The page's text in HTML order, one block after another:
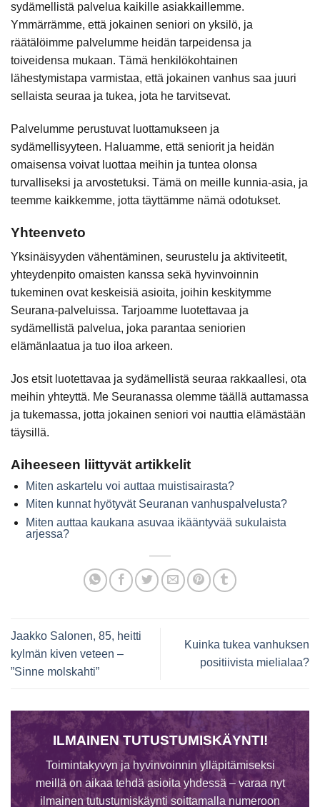
sydämellistä palvelua kaikille asiakkaillemme.
Ymmärrämme, että jokainen seniori on yksilö, ja
räätälöimme palvelumme heidän tarpeidensa ja
toiveidensa mukaan. Tämä henkilökohtainen
lähestymistapa varmistaa, että jokainen vanhus saa juuri
sellaista seuraa ja tukea, jota he tarvitsevat.
Palvelumme perustuvat luottamukseen ja
sydämellisyyteen. Haluamme, että seniorit ja heidän
omaisensa voivat luottaa meihin ja tuntea olonsa
turvalliseksi ja arvostetuksi. Tämä on meille kunnia-asia, ja
teemme kaikkemme, jotta täyttämme nämä odotukset.
Yhteenveto
Yksinäisyyden vähentäminen, seurustelu ja aktiviteetit,
yhteydenpito omaisten kanssa sekä hyvinvoinnin
tukeminen ovat keskeisiä asioita, joihin keskitymme
Seurana-palveluissa. Tarjoamme luotettavaa ja
sydämellistä palvelua, joka parantaa seniorien
elämänlaatua ja tuo iloa arkeen.
Jos etsit luotettavaa ja sydämellistä seuraa rakkaallesi, ota
meihin yhteyttä. Me Seuranassa olemme täällä auttamassa
ja tukemassa, jotta jokainen seniori voi nauttia elämästään
täysillä.
Aiheeseen liittyvät artikkelit
Miten askartelu voi auttaa muistisairasta?
Miten kunnat hyötyvät Seuranan vanhuspalvelusta?
Miten auttaa kaukana asuvaa ikääntyvää sukulaista
arjessa?
Jaakko Salonen, 85, heitti
kylmän kiven veteen –
”Sinne molskahti”
Kuinka tukea vanhuksen
positiivista mielialaa?
ILMAINEN TUTUSTUMISKÄYNTI!
Toimintakyvyn ja hyvinvoinnin ylläpitämiseksi
meillä on aikaa tehdä asioita yhdessä – varaa nyt
ilmainen tutustumiskäynti soittamalla numeroon